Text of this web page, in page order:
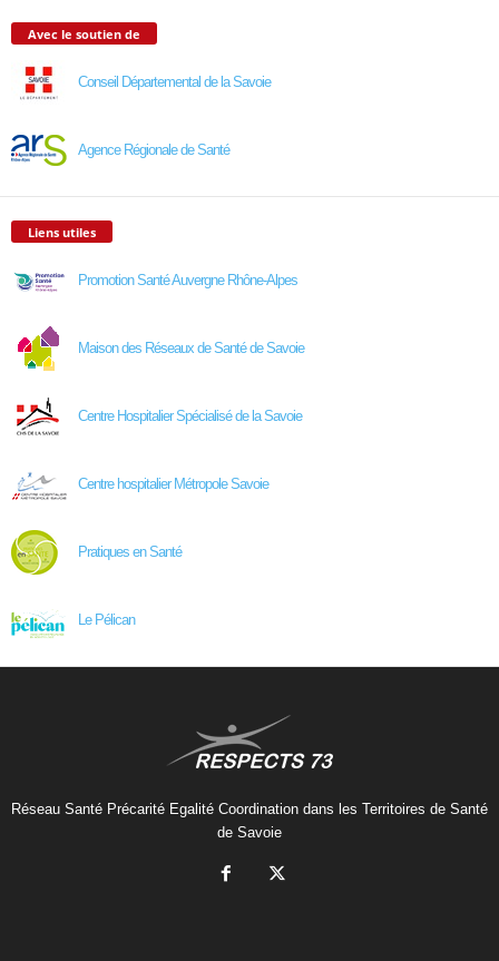
Avec le soutien de
Conseil Départemental de la Savoie
Agence Régionale de Santé
Liens utiles
Promotion Santé Auvergne Rhône-Alpes
Maison des Réseaux de Santé de Savoie
Centre Hospitalier Spécialisé de la Savoie
Centre hospitalier Métropole Savoie
Pratiques en Santé
Le Pélican
Réseau Santé Précarité Egalité Coordination dans les Territoires de Santé
de Savoie